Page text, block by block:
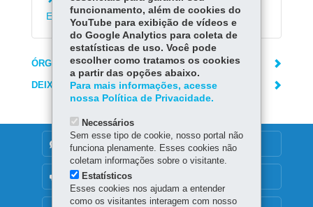
Eletrônico Unificado - Bateu
ÓRGÃO RESPONSÁVEL
DEIXE SUA OPINIÃO
DENUNCIE CORRUPÇÃO
OUVIDORIA
funcionamento, além de cookies do
YouTube para exibição de vídeos e
do Google Analytics para coleta de
estatísticas de uso. Você pode
escolher como tratamos os cookies
a partir das opções abaixo.
Para mais informações, acesse
nossa Política de Privacidade.
Necessários
Sem esse tipo de cookie, nosso portal não
funciona plenamente. Esses cookies não
coletam informações sobre o visitante.
Estatísticos
Esses cookies nos ajudam a entender
como os visitantes interagem com nosso